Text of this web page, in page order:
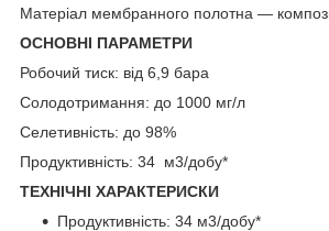
Матеріал мембранного полотна —
ОСНОВНІ ПАРАМЕТРИ
Робочий тиск: від 6,9 бара
Солодотримання: до 1000 мг/л
Селетивність: до 98%
Продуктивність: 34 м3/добу*
ТЕХНІЧНІ ХАРАКТЕРИСКИ
Продуктивність: 34 м3/добу*